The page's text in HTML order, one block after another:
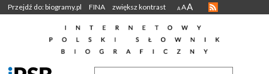
Przejdź do: biogramy.pl FINA zwiększ kontrast A AA